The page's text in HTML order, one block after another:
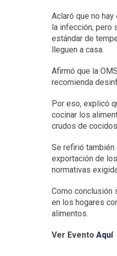
Aclaró que no
la infección, pero
estándar de
lleguen a casa.
Afirmó que la
recomienda
Por eso, explicó
cocinar los
crudos de
Se refirió
exportación de
normativas
Como conclusión
en los hogares
alimentos.
Ver Evento Aquí